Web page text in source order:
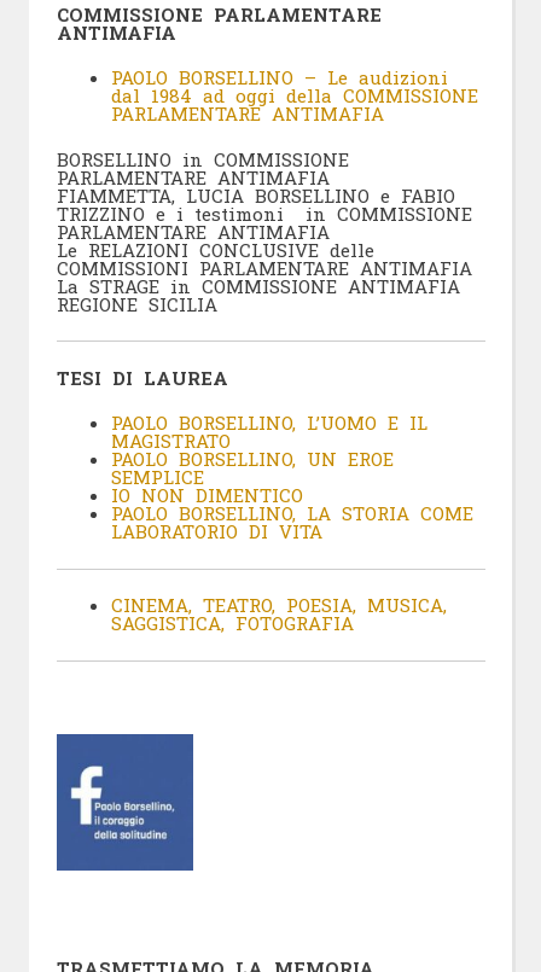
COMMISSIONE PARLAMENTARE
ANTIMAFIA
PAOLO BORSELLINO – Le audizioni
dal 1984 ad oggi della COMMISSIONE
PARLAMENTARE ANTIMAFIA
BORSELLINO in COMMISSIONE
PARLAMENTARE ANTIMAFIA
FIAMMETTA, LUCIA BORSELLINO e FABIO
TRIZZINO e i testimoni in COMMISSIONE
PARLAMENTARE ANTIMAFIA
Le RELAZIONI CONCLUSIVE delle
COMMISSIONI PARLAMENTARE ANTIMAFIA
La STRAGE in COMMISSIONE ANTIMAFIA
REGIONE SICILIA
TESI DI LAUREA
PAOLO BORSELLINO, L’UOMO E IL
MAGISTRATO
PAOLO BORSELLINO, UN EROE
SEMPLICE
IO NON DIMENTICO
PAOLO BORSELLINO, LA STORIA COME
LABORATORIO DI VITA
CINEMA, TEATRO, POESIA, MUSICA,
SAGGISTICA, FOTOGRAFIA